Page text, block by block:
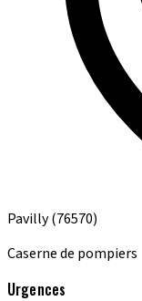
Pavilly(76570)
Caserne de pompiers
Urgences